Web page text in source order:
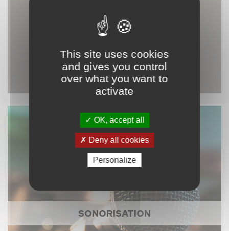
SONORISATION
This site uses cookies
and gives you control
over what you want to
activate
OK, accept all
Deny all cookies
Personalize